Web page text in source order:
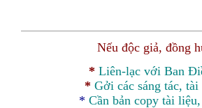
Nếu độc giả, đồng
* Liên-lạc với Ban
* Gởi các sáng tác,
* Cần bản copy tài